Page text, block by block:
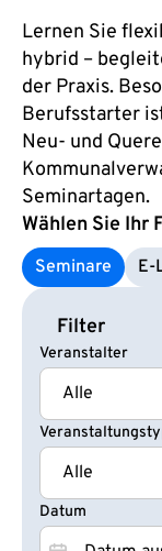
Lernen Sie
hybrid –
der Praxis.
Berufsstarter
Neu- und
Seminartagen.
Wählen Sie Ihr
Seminare
Filter
Veranstalter
Veranstalter
Veranstalter
Veranstaltungstyp
Datum
Datum
Datum